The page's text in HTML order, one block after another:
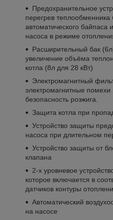
Предохранительное
перегрев теплообменника
автоматического байпаса
насоса в режиме
Расширительный бак
увеличение объёма
котла (8л для 28 кВт)
Электромагнитный
электромагнитные помехи
безопасность розжига.
Защита котла при
Устройство защиты
насоса при длительном
Устройство защиты от
клапана
2-х уровневое
которое включается в
датчиков контуры
Автоматический
на насосе